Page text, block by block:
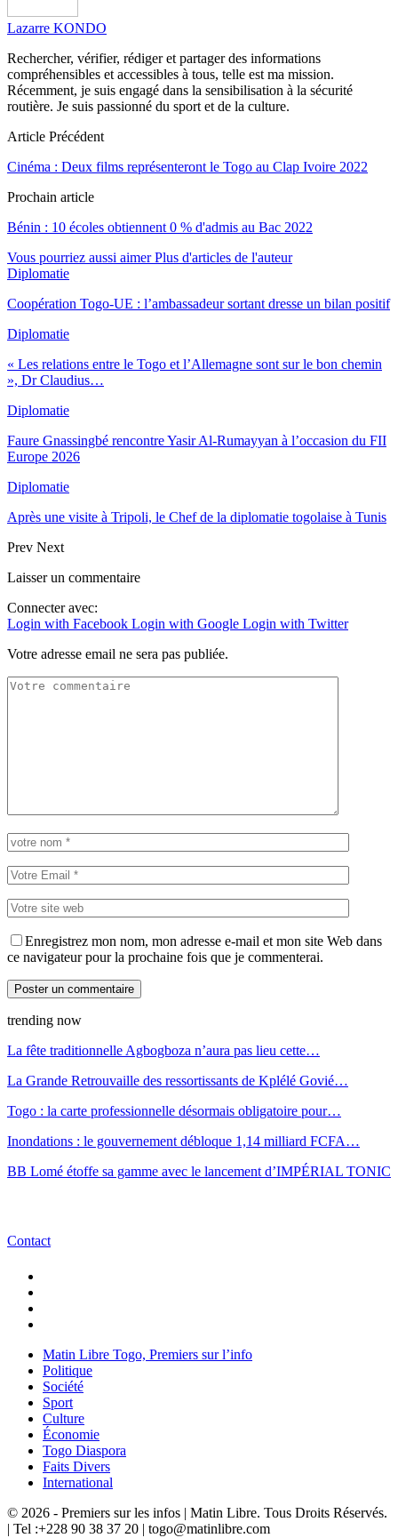
Lazarre KONDO
Rechercher, vérifier, rédiger et partager des informations
compréhensibles et accessibles à tous, telle est ma mission.
Récemment, je suis engagé dans la sensibilisation à la sécurité
routière. Je suis passionné du sport et de la culture.
Article Précédent
Cinéma : Deux films représenteront le Togo au Clap Ivoire 2022
Prochain article
Bénin : 10 écoles obtiennent 0 % d'admis au Bac 2022
Vous pourriez aussi aimer Plus d'articles de l'auteur
Diplomatie
Coopération Togo-UE : l’ambassadeur sortant dresse un bilan positif
Diplomatie
« Les relations entre le Togo et l’Allemagne sont sur le bon chemin
», Dr Claudius…
Diplomatie
Faure Gnassingbé rencontre Yasir Al-Rumayyan à l’occasion du FII
Europe 2026
Diplomatie
Après une visite à Tripoli, le Chef de la diplomatie togolaise à Tunis
Prev Next
Laisser un commentaire
Connecter avec:
Login with Facebook Login with Google Login with Twitter
Votre adresse email ne sera pas publiée.
Enregistrez mon nom, mon adresse e-mail et mon site Web dans
ce navigateur pour la prochaine fois que je commenterai.
trending now
La fête traditionnelle Agbogboza n’aura pas lieu cette…
La Grande Retrouvaille des ressortissants de Kplélé Govié…
Togo : la carte professionnelle désormais obligatoire pour…
Inondations : le gouvernement débloque 1,14 milliard FCFA…
BB Lomé étoffe sa gamme avec le lancement d’IMPÉRIAL TONIC
Contact
Matin Libre Togo, Premiers sur l’info
Politique
Société
Sport
Culture
Économie
Togo Diaspora
Faits Divers
International
© 2026 - Premiers sur les infos | Matin Libre. Tous Droits Réservés.
| Tel :+228 90 38 37 20 | togo@matinlibre.com